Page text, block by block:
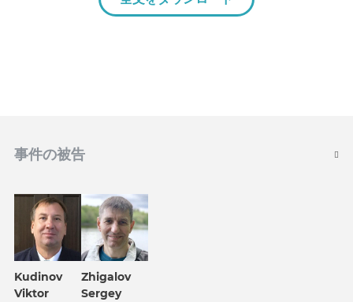
事件の被告
Kudinov
Viktor
Zhigalov
Sergey